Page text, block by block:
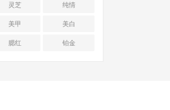
灵芝 纯情
美甲 美白
腮红 铂金